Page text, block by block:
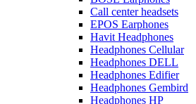
Call center headsets
EPOS Earphones
Havit Headphones
Headphones Cellular
Headphones DELL
Headphones Edifier
Headphones Gembird
Headphones HP